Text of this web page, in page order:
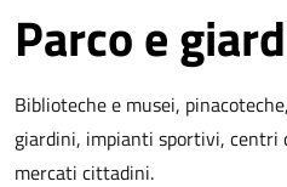
Parco e
Biblioteche e musei,
giardini, impianti sportivi, centri
mercati cittadini.